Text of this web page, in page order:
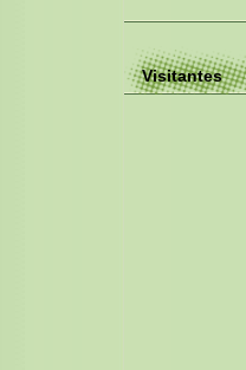
Visitantes